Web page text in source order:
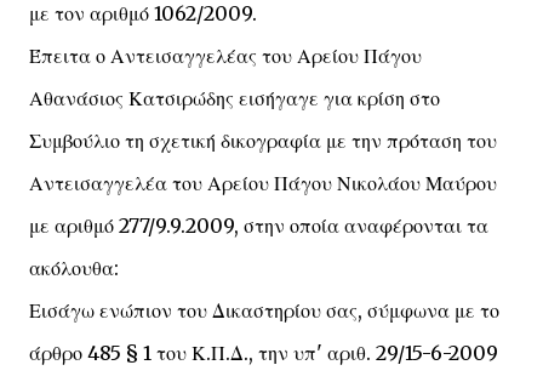
με τον αριθμό 1062/2009.
Έπειτα ο Αντεισαγγελέας του Αρείου Πάγου
Αθανάσιος Κατσιρώδης εισήγαγε για κρίση στο
Συμβούλιο τη σχετική δικογραφία με την πρόταση του
Αντεισαγγελέα του Αρείου Πάγου Νικολάου Μαύρου
με αριθμό 277/9.9.2009, στην οποία αναφέρονται τα
ακόλουθα:
Εισάγω ενώπιον του Δικαστηρίου σας, σύμφωνα με το
άρθρο 485 § 1 του Κ.Π.Δ., την υπ' αριθ. 29/15-6-2009